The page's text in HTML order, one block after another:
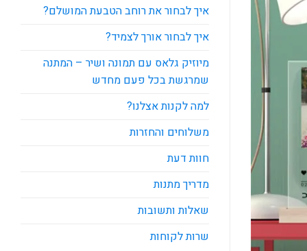
איך לבחור את רוחב הטבעת המושלם?
איך לבחור אורך לצמיד?
מיוזיק גלאס עם תמונה ושיר – המתנה
שמרגשת בכל פעם מחדש
למה לקנות אצלנו?
משלוחים והחזרות
חוות דעת
מדריך מתנות
שאלות ותשובות
שרות לקוחות